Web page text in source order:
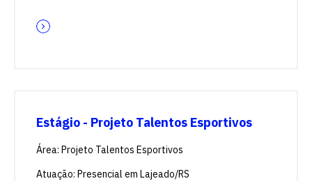
Estágio - Projeto Talentos Esportivos
Área: Projeto Talentos Esportivos
Atuação: Presencial em Lajeado/RS